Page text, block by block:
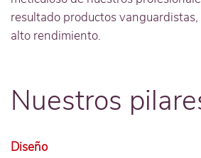
resultado productos
alto rendimiento.
Nuestros
Diseño